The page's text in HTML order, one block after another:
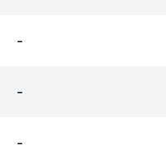
-
-
-